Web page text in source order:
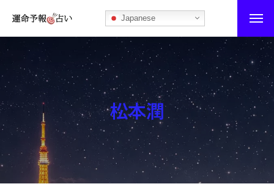
Japanese
運命予報占い
運命予報占いとは
あなたの所属部屋を探そう！
最恐の相性占い
秘伝公開！吉凶カレンダー
松本潤